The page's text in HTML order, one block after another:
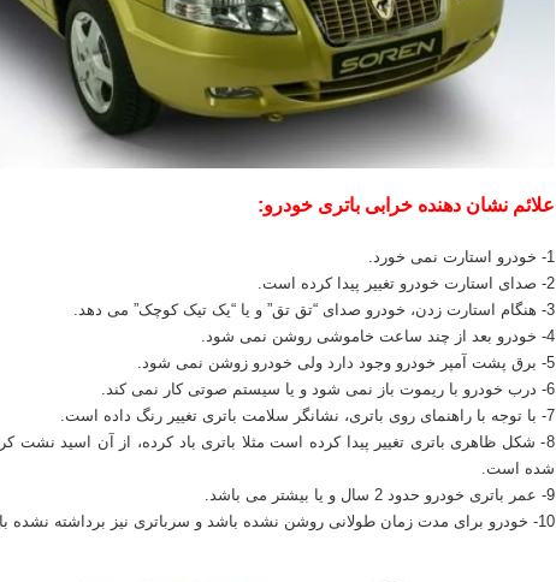
علائم نشان دهنده خرابی باتری خودرو:
1- خودرو استارت نمی خورد.
2- صدای استارت خودرو تغییر پیدا کرده است.
3- هنگام استارت زدن، خودرو صدای “تق تق” و یا “یک تیک کوچک” می دهد.
4- خودرو بعد از چند ساعت خاموشی روشن نمی شود.
5- برق پشت آمپر خودرو وجود دارد ولی خودرو زوشن نمی شود.
6- درب خودرو با ریموت باز نمی شود و یا سیستم صوتی کار نمی کند.
7- با توجه با راهنمای روی باتری، نشانگر سلامت باتری تغییر رنگ داده است.
8- شکل ظاهری باتری تغییر پیدا کرده است مثلا باتری باد کرده، از آن اسید نشت
شده است.
9- عمر باتری خودرو حدود 2 سال و یا بیشتر می باشد.
10- خودرو برای مدت زمان طولانی روشن نشده باشد و سرباتری نیز برداشته نشده باشد.